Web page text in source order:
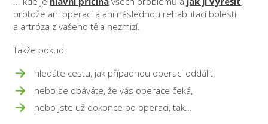
protože ani operací a ani následnou rehabilitací bolesti
a artróza z vašeho těla nezmizí.
Takže pokud:
hledáte cestu, jak případnou operaci oddálit,
nebo se obáváte, že vás operace čeká,
nebo jste už dokonce po operaci, tak...